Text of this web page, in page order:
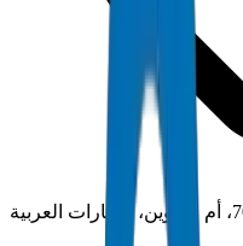
المنطقة الصناعية الجديدة، ص.ب 7069، أم القيوين، الإمارات العربية